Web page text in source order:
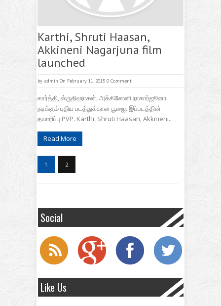
Karthi, Shruti Haasan,
Akkineni Nagarjuna film
launched
by admin On February 11, 2015 0 Comment
கார்த்தி, ஸ்ருதிஹாசன், அக்கினேனி நாகார்ஜூனா
நடிக்கும் புதிய படத்துக்கான பூஜை. இப்படத்தின்
தயாரிப்பு ‎PVP‬. Karthi, Shruti Haasan, Akkineni..
Read More
1 2
Social
Like Us